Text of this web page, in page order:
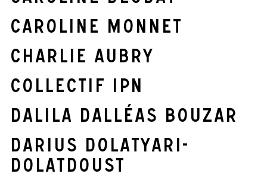
Caroline Monnet
Charlie Aubry
Collectif IPN
Dalila Dalléas Bouzar
Darius Dolatyari-
Dolatdoust